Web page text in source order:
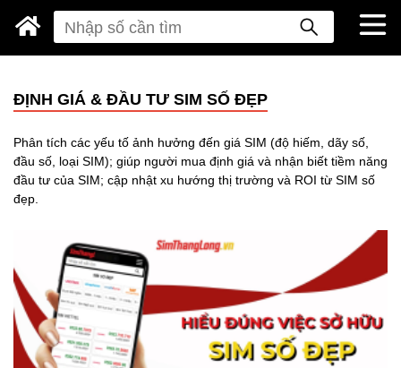
ĐỊNH GIÁ & ĐẦU TƯ SIM SỐ ĐẸP
Phân tích các yếu tố ảnh hưởng đến giá SIM (độ hiếm, dãy số,
đầu số, loại SIM); giúp người mua định giá và nhận biết tiềm năng
đầu tư của SIM; cập nhật xu hướng thị trường và ROI từ SIM số
đẹp.